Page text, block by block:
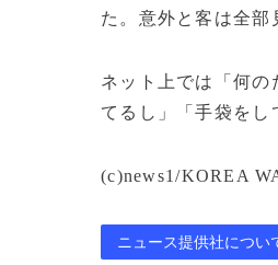
た。意外と客は全部
ネット上では「何
てるし」「手袋をし
(c)news1/KOREA
ニュース提供社につい